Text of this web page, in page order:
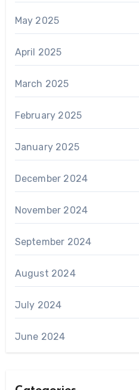
May 2025
April 2025
March 2025
February 2025
January 2025
December 2024
November 2024
September 2024
August 2024
July 2024
June 2024